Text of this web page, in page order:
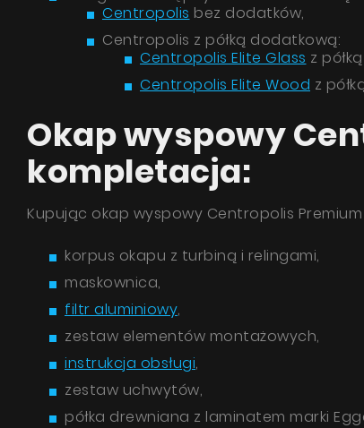
Centropolis bez dodatków,
Centropolis z półką dodatkową:
Centropolis Elite Glass z
Centropolis Elite Wood z
Okap wyspowy
kompletacja:
Kupując okap wyspowy Centropolis
korpus okapu z turbiną i relingami,
maskownica,
filtr aluminiowy,
zestaw elementów montażowych,
instrukcja obsługi,
zestaw uchwytów,
półka drewniana z laminatem marki